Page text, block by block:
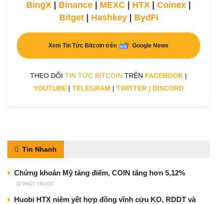
BingX | Binance | MEXC | HTX | Coinex |
Bitget| Hashkey| BydFi
Xem Tin Tức Bitcoin trên Google News
THEO DÕI TIN TỨC BITCOIN TRÊN FACEBOOK |
YOUTUBE | TELEGRAM | TWITTER | DISCORD
Tin Nhanh
Chứng khoán Mỹ tăng điểm, COIN tăng hơn 5,12%
22 PHÚT TRƯỚC
Huobi HTX niêm yết hợp đồng vĩnh cửu KO, RDDT và